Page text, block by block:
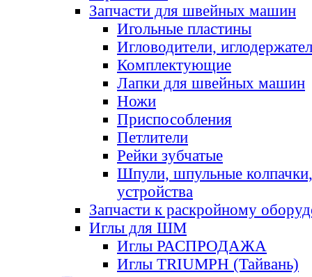
Запчасти для швейных машин
Игольные пластины
Игловодители,
Комплектующие
Лапки для швейных машин
Ножи
Приспособления
Петлители
Рейки зубчатые
Шпули, шпульные
устройства
Запчасти к раскройному
Иглы для ШМ
Иглы РАСПРОДАЖА
Иглы TRIUMPH (Тайвань)